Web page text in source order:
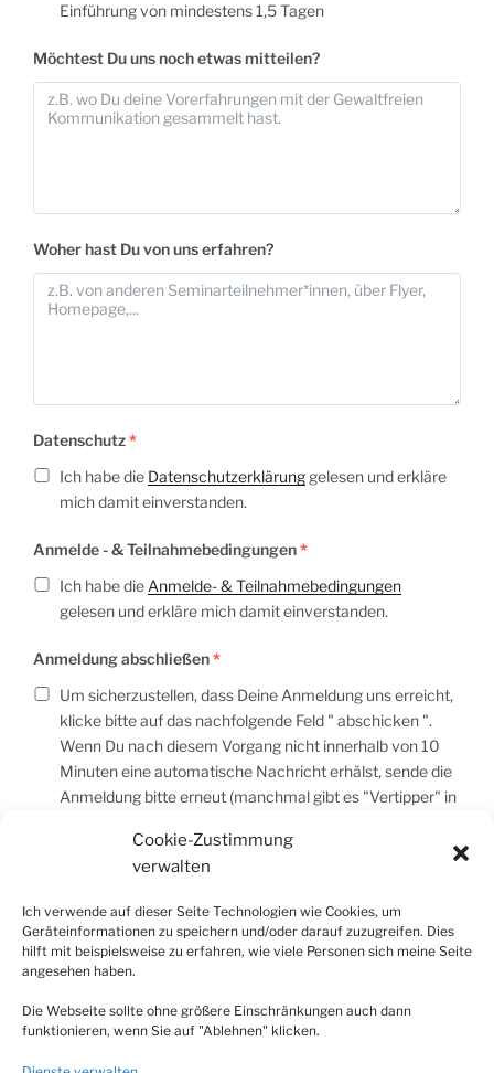
Cookie-Zustimmung
verwalten
Ich verwende auf dieser Seite Technologien wie Cookies, um
Geräteinformationen zu speichern und/oder darauf zuzugreifen. Dies
hilft mit beispielsweise zu erfahren, wie viele Personen sich meine Seite
angesehen haben.
Die Webseite sollte ohne größere Einschränkungen auch dann
funktionieren, wenn Sie auf "Ablehnen" klicken.
Einführung von mindestens 1,5 Tagen
Möchtest Du uns noch etwas mitteilen?
Woher hast Du von uns erfahren?
Datenschutz*
Ich habe die Datenschutzerklärung gelesen und erkläre
mich damit einverstanden.
Anmelde - & Teilnahmebedingungen*
Ich habe die Anmelde- & Teilnahmebedingungen
gelesen und erkläre mich damit einverstanden.
Anmeldung abschließen*
Um sicherzustellen, dass Deine Anmeldung uns erreicht,
klicke bitte auf das nachfolgende Feld " abschicken ".
Wenn Du nach diesem Vorgang nicht innerhalb von 10
Minuten eine automatische Nachricht erhälst, sende die
Anmeldung bitte erneut (manchmal gibt es "Vertipper" in
dieterle@klarseen.de
Klicke auf "Ich stimme zu", um Google recaptcha zu
aktivieren
Ich stimme zu